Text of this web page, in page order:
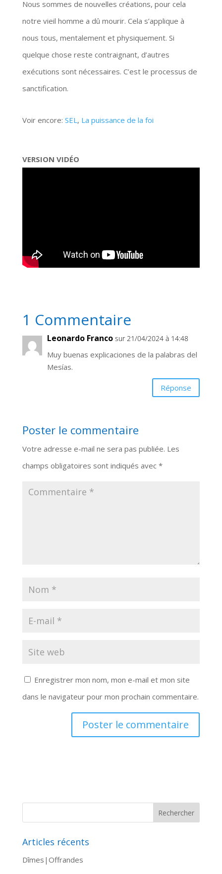
Nous sommes de nouvelles créations, pour cela
notre vieil homme a dû mourir. Cela s’applique à
nous tous, mentalement et physiquement. Si
quelque chose reste contraignant, d’autres
exécutions sont nécessaires. C’est le processus de
sanctification.
Voir encore: SEL, La puissance de la foi
VERSION VIDÉO
1 Commentaire
Leonardo Franco sur 21/04/2024 à 14:48
Muy buenas explicaciones de la palabras del
Mesías.
Réponse
Poster le commentaire
Votre adresse e-mail ne sera pas publiée. Les
champs obligatoires sont indiqués avec *
Enregistrer mon nom, mon e-mail et mon site
dans le navigateur pour mon prochain commentaire.
Articles récents
Dîmes|Offrandes